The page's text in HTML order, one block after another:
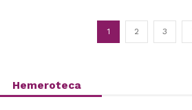
1 2 3
Hemeroteca